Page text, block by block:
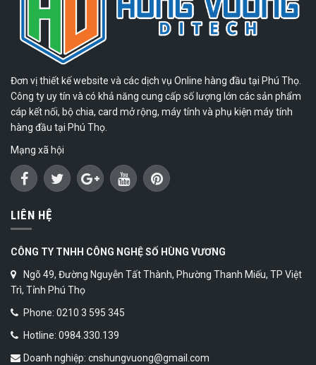
Đơn vị thiết kế website và các dịch vụ Online hàng đầu tại Phú Thọ.
Công ty uy tín và có khả năng cung cấp số lượng lớn các sản phẩm
cáp kết nối, bộ chia, card mở rộng, máy tính và phụ kiện máy tính
hàng đầu tại Phú Thọ.
Mạng xã hội
LIÊN HỆ
CÔNG TY TNHH CÔNG NGHỆ SỐ HÙNG VƯƠNG
Ngõ 49, Đường Nguyễn Tất Thành, Phường Thanh Miếu, TP Việt
Trì, Tỉnh Phú Thọ
Phone: 0210 3 595 345
Hotline: 0984.330.139
Doanh nghiệp: cnshungvuong@gmail.com